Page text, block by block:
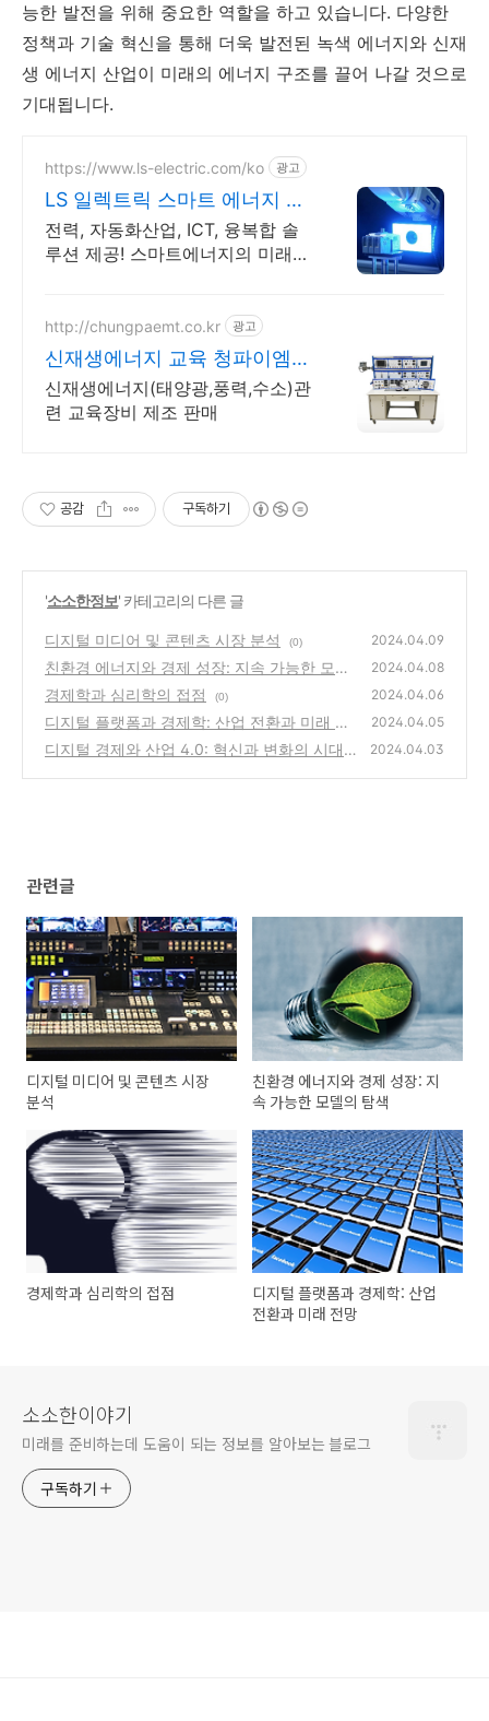
능한 발전을 위해 중요한 역할을 하고 있습니다. 다양한
정책과 기술 혁신을 통해 더욱 발전된 녹색 에너지와 신재
생 에너지 산업이 미래의 에너지 구조를 끌어 나갈 것으로
기대됩니다.
https://www.ls-electric.com/ko 광고
LS 일렉트릭 스마트 에너지 글
로벌 기업
전력, 자동화산업, ICT, 융복합 솔
루션 제공! 스마트에너지의 미래를
http://chungpaemt.co.kr 광고
신재생에너지 교육 청파이엠티
혁신적인 교육장비 제조 판매
신재생에너지(태양광,풍력,수소)관
련 교육장비 제조 판매
공감 구독하기
'소소한정보' 카테고리의 다른 글
디지털 미디어 및 콘텐츠 시장 분석 (0) 2024.04.09
친환경 에너지와 경제 성장: 지속 가능한 모델
의 탐색
(0)
2024.04.08
경제학과 심리학의 접점 (0) 2024.04.06
디지털 플랫폼과 경제학: 산업 전환과 미래 전
망
(0)
2024.04.05
디지털 경제와 산업 4.0: 혁신과 변화의 시대 2024.04.03
관련글
디지털 미디어 및 콘텐츠 시장
분석
친환경 에너지와 경제 성장: 지
속 가능한 모델의 탐색
경제학과 심리학의 접점
디지털 플랫폼과 경제학: 산업
전환과 미래 전망
소소한이야기
미래를 준비하는데 도움이 되는 정보를 알아보는 블로그
구독하기